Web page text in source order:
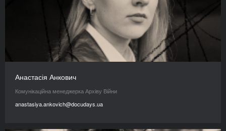
Анастасія Анкович
Комунікаційна менеджерка Архіву Війни
anastasiya.ankovich@docudays.ua